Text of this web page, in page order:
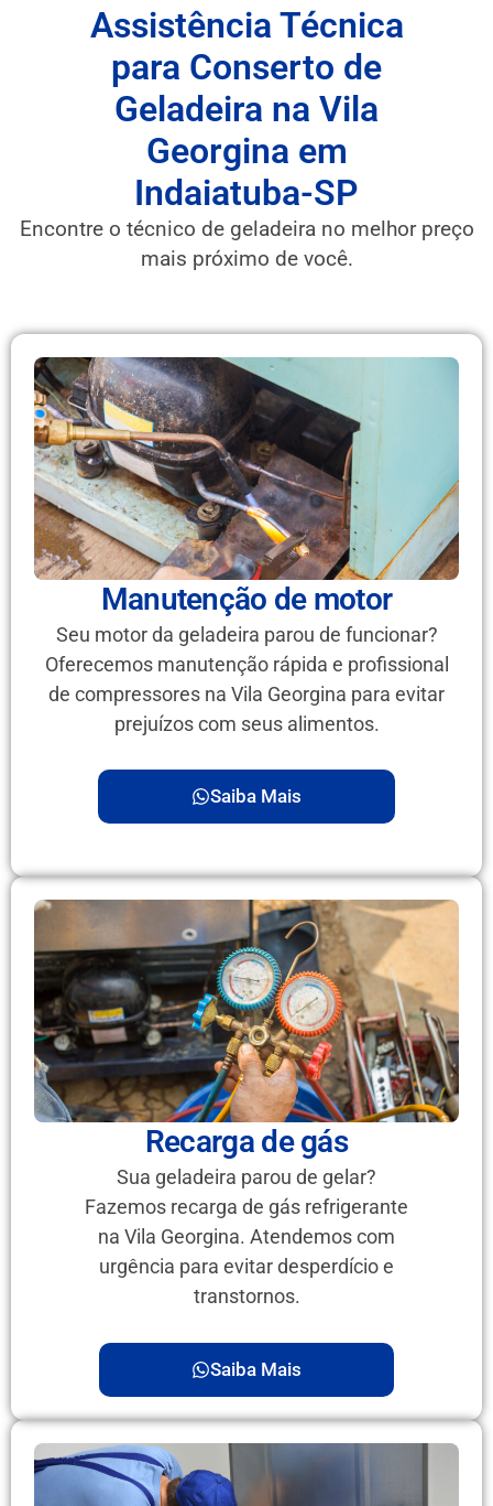
Assistência Técnica
para Conserto de
Geladeira na Vila
Georgina em
Indaiatuba-SP
Encontre o técnico de geladeira no melhor preço
mais próximo de você.
Manutenção de motor
Seu motor da geladeira parou de funcionar?
Oferecemos manutenção rápida e profissional
de compressores na Vila Georgina para evitar
prejuízos com seus alimentos.
Saiba Mais
Recarga de gás
Sua geladeira parou de gelar?
Fazemos recarga de gás refrigerante
na Vila Georgina. Atendemos com
urgência para evitar desperdício e
transtornos.
Saiba Mais